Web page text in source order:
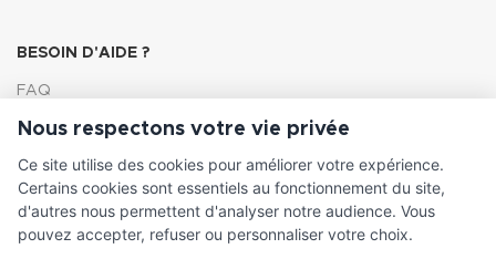
BESOIN D'AIDE ?
FAQ
Lexique
Comment choisir ma pompe
Nous respectons votre vie privée
Ce site utilise des cookies pour améliorer votre expérience.
Certains cookies sont essentiels au fonctionnement du site,
d'autres nous permettent d'analyser notre audience. Vous
pouvez accepter, refuser ou personnaliser votre choix.